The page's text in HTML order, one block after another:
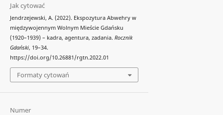
Jak cytować
Jendrzejewski, A. (2022). Ekspozytura Abwehry w
międzywojennym Wolnym Mieście Gdańsku
(1920–1939) – kadra, agentura, zadania. Rocznik
Gdański, 19–34.
https://doi.org/10.26881/rgtn.2022.01
Formaty cytowań
Numer